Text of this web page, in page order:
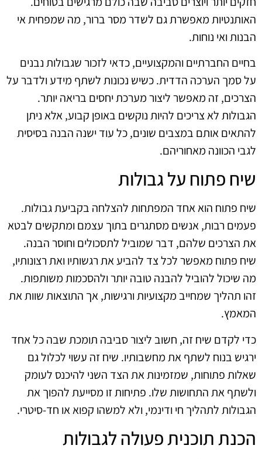
האותנטיות מאפשרת גם לשדר מסר ברור, מה שמפחית אי
הבנות ואי נוחות.
בחיים החברתיים והמקצועיים, כדאי לזכור שגבולות נבנים
על סמך הערכה הדדית. כשיש נכונות לשתף מידע ולדבר על
הצרכים, זה מאפשר ליצור מערכת יחסים בריאה יותר.
הגבולות לא צריכים להיות נוקשים באופן קבוע, אלא ניתן
להתאים אותם במצבים שונים, כל עוד ישנה הבנה בסיסית
לגבי הכוונה מאחוריהם.
שיח פתוח על גבולות
שיח פתוח הוא אחד המפתחות להצלחה בקביעת גבולות.
פעמים רבות, אנשים מסתגרים בתוך עצמם ומתקשים לבטא
את הצרכים שלהם, דבר שמוביל לתסכולים וחוסר הבנה.
שיח פתוח מאפשר לכל צד להביע את רגשותיו ואת רצונותיו,
מה שיכול להוביל להבנה טובה יותר ולהסכמות משותפות.
זהו תהליך שמחייב מקצועיות ורגישות, אך התוצאות שוות את
המאמץ.
כדי לקדם שיח זה, חשוב ליצור סביבה תומכת שבה כל אחד
ירגיש בנוח לשתף את מחשבותיו. שיח זה עשוי לכלול גם
שאלות פתוחות, שמזמינות את הצד השני להיכנס לעומק
ולשתף את התחושות שלו. פתיחות זו מסייעת להפוך את
הגבולות לתהליך חי ודינמי, ולא למשהו קפוא או חד-סיטרי.
הכנת תוכנית פעולה לגבולות